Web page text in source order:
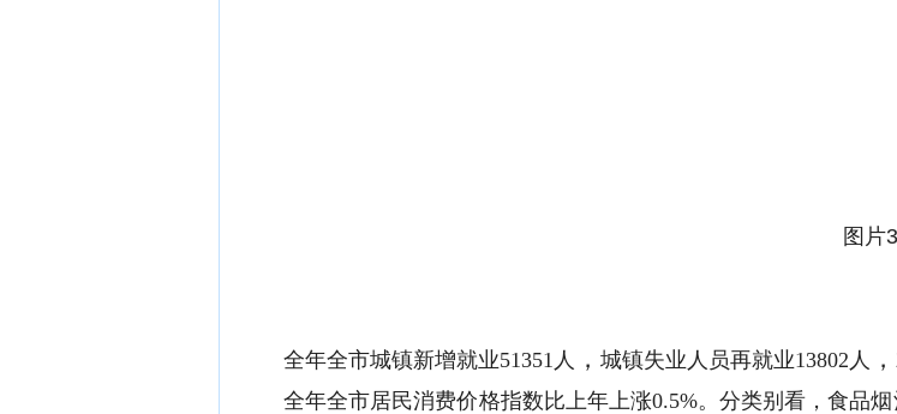
图片
全年全市城镇新增就业51351人 ， 城镇失业人员再就业13802人 ，
全年全市居民消费价格指数比上年上涨0.5%。分类别看，食品